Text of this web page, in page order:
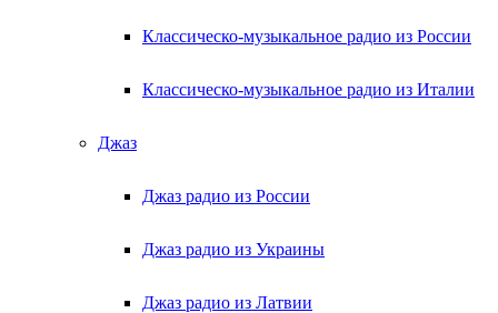
Классическо-музыкальное радио из России
Классическо-музыкальное радио из Италии
Джаз
Джаз радио из России
Джаз радио из Украины
Джаз радио из Латвии